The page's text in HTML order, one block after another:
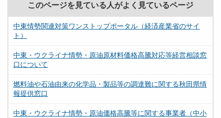
このページを見ている人がよく見ているページ
中東情勢関連対策ワンストップポータル（経済産業省のサイ
ト）
中東・ウクライナ情勢・原油原材料価格高騰対応等経営相談窓
口について
燃料油や石油由来の化学品・製品等の調達難に関する秋田県情
報提供窓口
中東・ウクライナ情勢・原油価格高騰等に関する事業者（中小